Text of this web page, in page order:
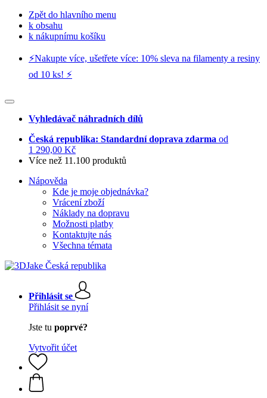
Zpět do hlavního menu
k obsahu
k nákupnímu košíku
⚡️Nakupte více, ušetřete více: 10% sleva na filamenty a resiny
od 10 ks! ⚡️
Vyhledávač náhradních dílů
Česká republika: Standardní doprava zdarma od
1 290,00 Kč
Více než 11.100 produktů
Nápověda
Kde je moje objednávka?
Vrácení zboží
Náklady na dopravu
Možnosti platby
Kontaktujte nás
Všechna témata
Přihlásit se
Přihlásit se nyní
Jste tu poprvé?
Vytvořit účet